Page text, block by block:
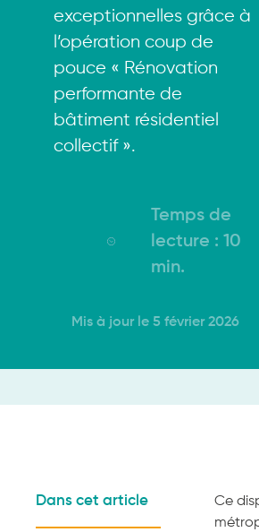
exceptionnelles grâce à
l’opération coup de
pouce « Rénovation
performante de
bâtiment résidentiel
collectif ».
Temps de
lecture : 10
min.
Mis à jour le 5 février 2026
Dans cet article
Ce